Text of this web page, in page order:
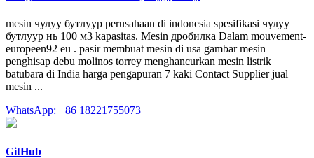
mesin чулуу бутлуур perusahaan di indonesia spesifikasi чулуу
бутлуур нь 100 м3 kapasitas. Mesin дробилка Dalam mouvement-
europeen92 eu . pasir membuat mesin di usa gambar mesin
penghisap debu molinos torrey menghancurkan mesin listrik
batubara di India harga pengapuran 7 kaki Contact Supplier jual
mesin ...
WhatsApp: +86 18221755073
GitHub